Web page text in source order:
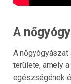
A
A nőgyógyászat
területe, amely
egészségének